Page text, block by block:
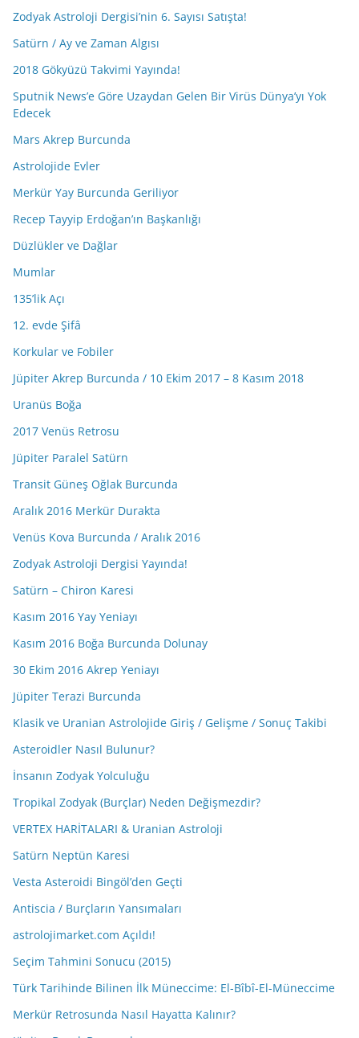
Zodyak Astroloji Dergisi’nin 6. Sayısı Satışta!
Satürn / Ay ve Zaman Algısı
2018 Gökyüzü Takvimi Yayında!
Sputnik News’e Göre Uzaydan Gelen Bir Virüs Dünya’yı Yok
Edecek
Mars Akrep Burcunda
Astrolojide Evler
Merkür Yay Burcunda Geriliyor
Recep Tayyip Erdoğan’ın Başkanlığı
Düzlükler ve Dağlar
Mumlar
135’lik Açı
12. evde Şifâ
Korkular ve Fobiler
Jüpiter Akrep Burcunda / 10 Ekim 2017 – 8 Kasım 2018
Uranüs Boğa
2017 Venüs Retrosu
Jüpiter Paralel Satürn
Transit Güneş Oğlak Burcunda
Aralık 2016 Merkür Durakta
Venüs Kova Burcunda / Aralık 2016
Zodyak Astroloji Dergisi Yayında!
Satürn – Chiron Karesi
Kasım 2016 Yay Yeniayı
Kasım 2016 Boğa Burcunda Dolunay
30 Ekim 2016 Akrep Yeniayı
Jüpiter Terazi Burcunda
Klasik ve Uranian Astrolojide Giriş / Gelişme / Sonuç Takibi
Asteroidler Nasıl Bulunur?
İnsanın Zodyak Yolculuğu
Tropikal Zodyak (Burçlar) Neden Değişmezdir?
VERTEX HARİTALARI & Uranian Astroloji
Satürn Neptün Karesi
Vesta Asteroidi Bingöl’den Geçti
Antiscia / Burçların Yansımaları
astrolojimarket.com Açıldı!
Seçim Tahmini Sonucu (2015)
Türk Tarihinde Bilinen İlk Müneccime: El-Bîbî-El-Müneccime
Merkür Retrosunda Nasıl Hayatta Kalınır?